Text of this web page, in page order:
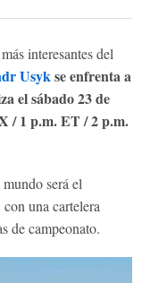
interesantes del
Usykse enfrenta a
el sábado 23 de
/ 1 p.m. ET / 2 p.m.
será el
una cartelera
de campeonato.